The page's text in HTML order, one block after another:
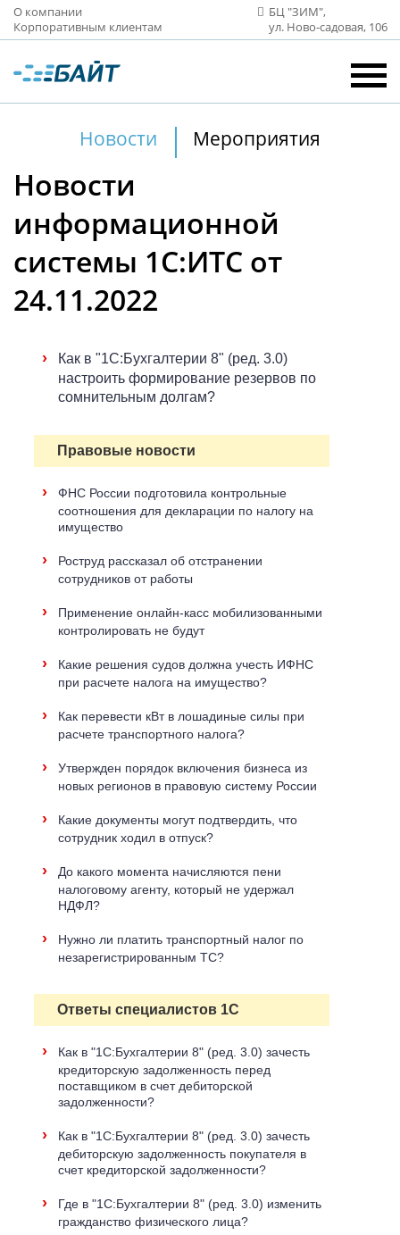
О компании
Корпоративным клиентам
БЦ "ЗИМ",
ул. Ново‑садовая, 106
Новости Мероприятия
Новости
информационной
системы 1С:ИТС от
24.11.2022
›
Как в "1С:Бухгалтерии 8" (ред. 3.0)
настроить формирование резервов по
сомнительным долгам?
Правовые новости
›
ФНС России подготовила контрольные
соотношения для декларации по налогу на
имущество
›
Роструд рассказал об отстранении
сотрудников от работы
›
Применение онлайн-касс мобилизованными
контролировать не будут
›
Какие решения судов должна учесть ИФНС
при расчете налога на имущество?
›
Как перевести кВт в лошадиные силы при
расчете транспортного налога?
›
Утвержден порядок включения бизнеса из
новых регионов в правовую систему России
›
Какие документы могут подтвердить, что
сотрудник ходил в отпуск?
›
До какого момента начисляются пени
налоговому агенту, который не удержал
НДФЛ?
›
Нужно ли платить транспортный налог по
незарегистрированным ТС?
Ответы специалистов 1С
›
Как в "1С:Бухгалтерии 8" (ред. 3.0) зачесть
кредиторскую задолженность перед
поставщиком в счет дебиторской
задолженности?
›
Как в "1С:Бухгалтерии 8" (ред. 3.0) зачесть
дебиторскую задолженность покупателя в
счет кредиторской задолженности?
›
Где в "1С:Бухгалтерии 8" (ред. 3.0) изменить
гражданство физического лица?